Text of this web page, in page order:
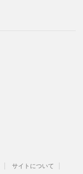
サイトについて